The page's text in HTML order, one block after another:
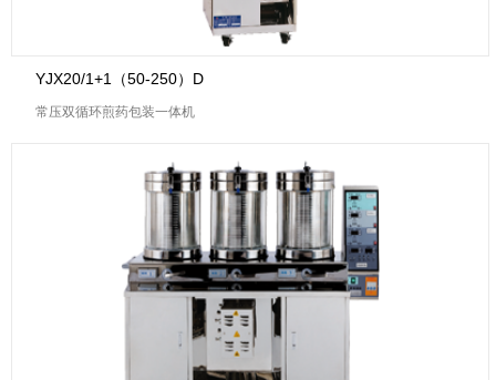
YJX20/1+1（50-250）D
常压双循环煎药包装一体机